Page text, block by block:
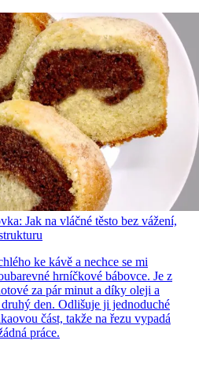
Jak na vláčné těsto bez vážení,
ke kávě a nechce se mi
hrníčkové bábovce. Je z
za pár minut a díky oleji a
den. Odlišuje ji jednoduché
část, takže na řezu vypadá
práce.